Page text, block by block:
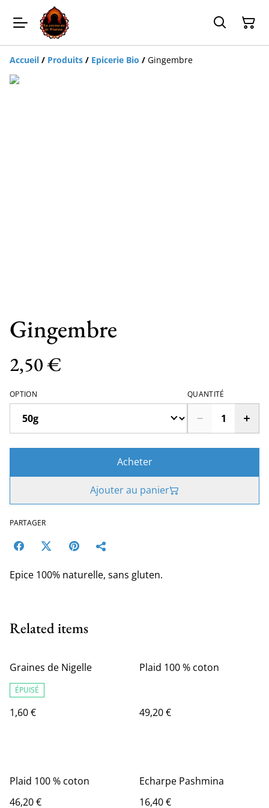
Accueil / Produits / Epicerie Bio / Gingembre
Gingembre
2,50 €
OPTION QUANTITÉ
Acheter
Ajouter au panier
PARTAGER
Epice 100% naturelle, sans gluten.
Related items
Graines de Nigelle
ÉPUISÉ
1,60 €
Plaid 100 % coton
49,20 €
Plaid 100 % coton
46,20 €
Echarpe Pashmina
16,40 €